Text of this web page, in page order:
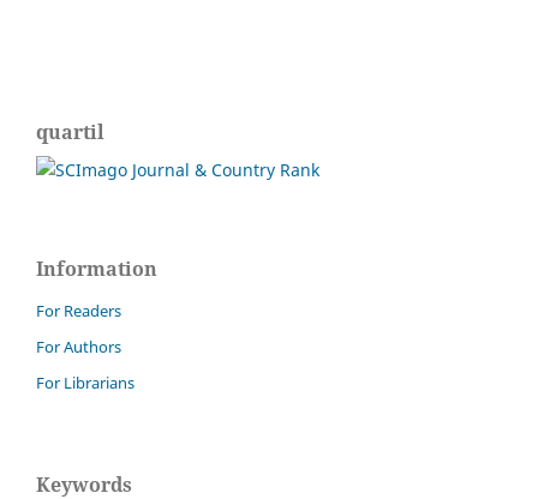
quartil
Information
For Readers
For Authors
For Librarians
Keywords